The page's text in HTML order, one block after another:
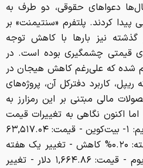
دعواهای حقوقی، دو طرف به
اوت ۲۰۲۵ دستیابی پیدا کردند. پلتفرم «سنتیمنت» بر
نیز بارها با کاهش توجه
قیمتی چشمگیری بوده است. در
شده که علی‌رغم کاهش هیجان در
ریپل، کاربرد دفترکل آن، پروژه‌های
مالی مبتنی بر این رمزارز به
اکنون نگاهی به تغییرات قیمت
رمزارزها در روز شنبه می‌اندازیم: ۱- بیت‌کوین - قیمت: ۶۳,۵۱۷.۰۴
دلار - تغییر ۲۴ ساعت گذشته: ۰.۲۰% کاهش - تغییر یک هفته
اخیر: ۵.۷۸% افزایش ۲- اتریوم - قیمت: ۱,۶۶۴.۸۶ دلار - تغییر